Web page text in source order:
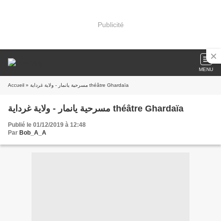
Publicité
MENU
Accueil » مسرحية يانمار - ولاية غرداية théâtre Ghardaïa
مسرحية يانمار - ولاية غرداية théâtre Ghardaïa
Publié le 01/12/2019 à 12:48
Par Bob_A_A